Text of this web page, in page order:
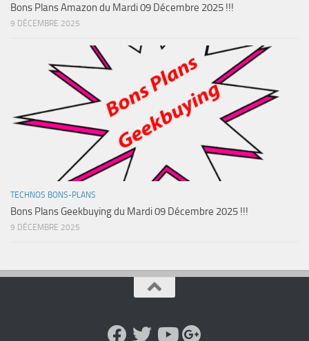
Bons Plans Amazon du Mardi 09 Décembre 2025 !!!
9 DÉCEMBRE 2025
TECHNOS BONS-PLANS
Bons Plans Geekbuying du Mardi 09 Décembre 2025 !!!
9 DÉCEMBRE 2025